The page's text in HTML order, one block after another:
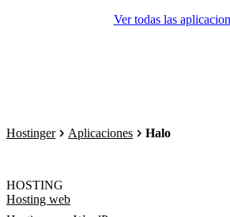
Ver todas las
Hostinger Aplicaciones Halo
HOSTING
Hosting web